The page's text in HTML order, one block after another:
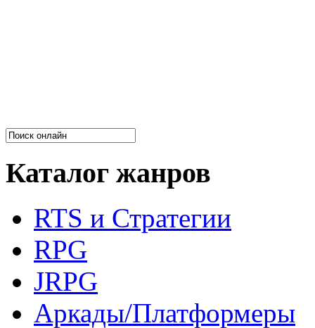
Каталог жанров
RTS и Стратегии
RPG
JRPG
Аркады/Платформеры